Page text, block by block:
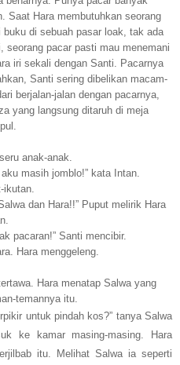
Saat Hara membutuhkan seorang
di sebuah pasar loak, tak ada
seorang pacar pasti mau menemani
iri sekali dengan Santi. Pacarnya
Santi sering dibelikan macam-
berjalan-jalan dengan pacarnya,
yang langsung ditaruh di meja
anak-anak.
masih jomblo!” kata Intan.
ikutan.
dan Hara!!” Puput melirik Hara
pacaran!” Santi mencibir.
Hara menggeleng.
Hara menatap Salwa yang
temannya itu.
untuk pindah kos?” tanya Salwa
ke kamar masing-masing. Hara
itu.
Melihat Salwa ia seperti